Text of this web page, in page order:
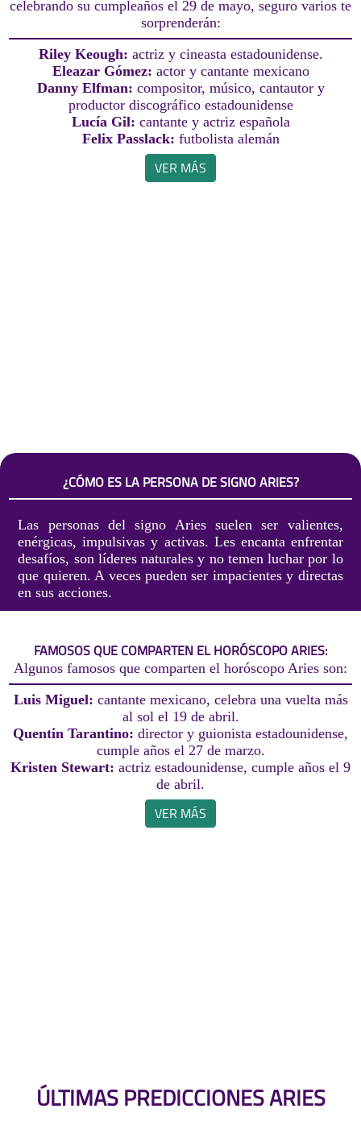
celebrando su cumpleaños el 29 de mayo, seguro varios te
sorprenderán:
Riley Keough: actriz y cineasta estadounidense.
Eleazar Gómez: actor y cantante mexicano
Danny Elfman: compositor, músico, cantautor y
productor discográfico estadounidense
Lucía Gil: cantante y actriz española
Felix Passlack: futbolista alemán
VER MÁS
¿CÓMO ES LA PERSONA DE SIGNO ARIES?
Las personas del signo Aries suelen ser valientes,
enérgicas, impulsivas y activas. Les encanta enfrentar
desafíos, son líderes naturales y no temen luchar por lo
que quieren. A veces pueden ser impacientes y directas
en sus acciones.
FAMOSOS QUE COMPARTEN EL HORÓSCOPO ARIES:
Algunos famosos que comparten el horóscopo Aries son:
Luis Miguel: cantante mexicano, celebra una vuelta más
al sol el 19 de abril.
Quentin Tarantino: director y guionista estadounidense,
cumple años el 27 de marzo.
Kristen Stewart: actriz estadounidense, cumple años el 9
de abril.
VER MÁS
ÚLTIMAS PREDICCIONES ARIES